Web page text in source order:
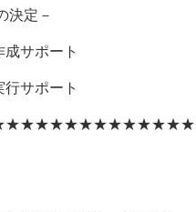
定－
ポート
ポート